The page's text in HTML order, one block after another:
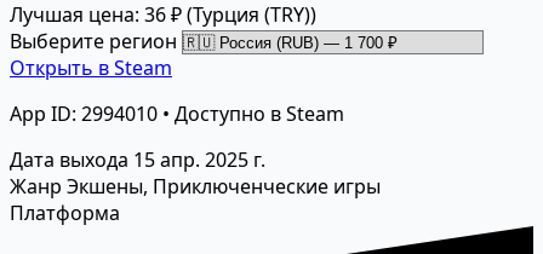
Лучшая цена: 36 ₽(Турция (TRY))
Выберите регион
Открыть в Steam
App ID: 2994010 • Доступно в Steam
Дата выхода 15 апр. 2025 г.
Жанр Экшены, Приключенческие игры
Платформа